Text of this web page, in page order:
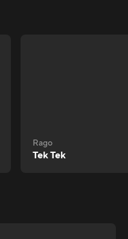
Rago
Tek Tek